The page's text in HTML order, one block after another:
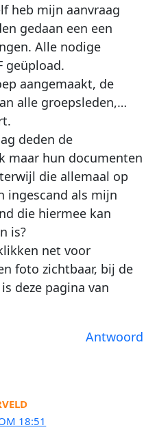
heb mijn aanvraag
gedaan een een
Alle nodige
geüpload.
aangemaakt, de
alle groepsleden,…
deden de
maar hun documenten
die allemaal op
ingescand als mijn
die hiermee kan
is?
net voor
foto zichtbaar, bij de
deze pagina van
Antwoord
18:51